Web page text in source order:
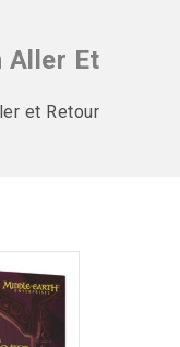
Aller Et
et Retour